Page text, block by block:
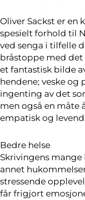
Oliver Sackst er
spesielt forhold til
ved senga i tilfelle
bråstoppe med det
et fantastisk bilde
hendene; veske
ingenting av det
men også en måte
empatisk og
Bedre helse
Skrivingens
annet
stressende
får frigjort